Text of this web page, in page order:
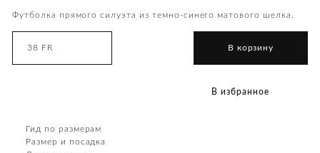
Футболка прямого силуэта из темно-синего матового шелка.
38 FR В корзину
В избранное
Гид по размерам
Размер и посадка